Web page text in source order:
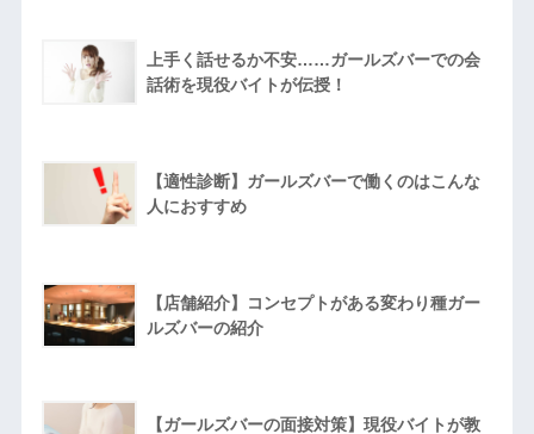
上手く話せるか不安……ガールズバーでの会
話術を現役バイトが伝授！
【適性診断】ガールズバーで働くのはこんな
人におすすめ
【店舗紹介】コンセプトがある変わり種ガー
ルズバーの紹介
【ガールズバーの面接対策】現役バイトが教